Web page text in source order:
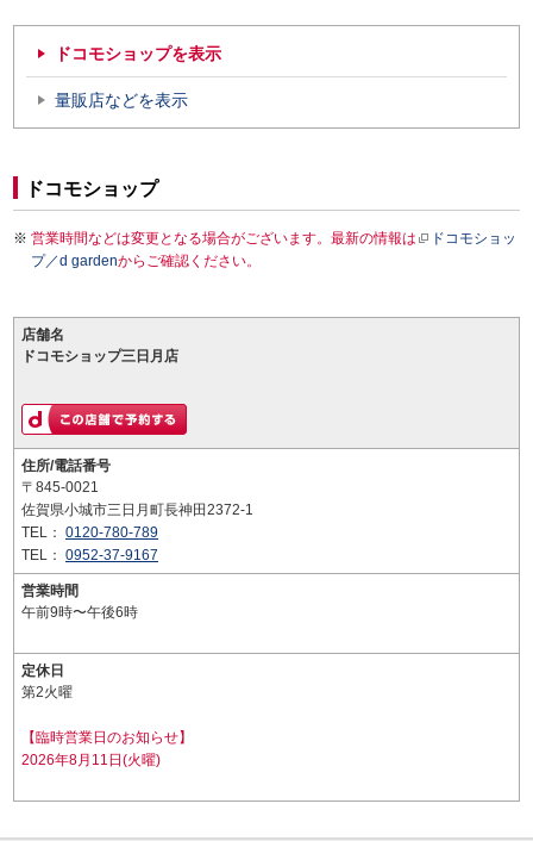
ドコモショップを表示
量販店などを表示
ドコモショップ
営業時間などは変更となる場合がございます。最新の情報は
ドコモショッ
プ／d gardenからご確認ください。
店舗名
ドコモショップ三日月店
住所/電話番号
〒845-0021
佐賀県小城市三日月町長神田2372-1
TEL： 0120-780-789
TEL： 0952-37-9167
営業時間
午前9時〜午後6時
定休日
第2火曜
【臨時営業日のお知らせ】
2026年8月11日(火曜)